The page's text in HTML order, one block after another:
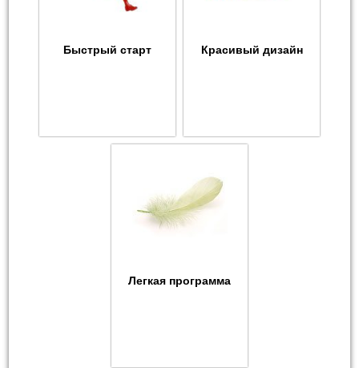
Быстрый старт Красивый дизайн
Легкая программа